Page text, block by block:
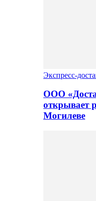
Экспресс-
ООО
открывает
Могилеве